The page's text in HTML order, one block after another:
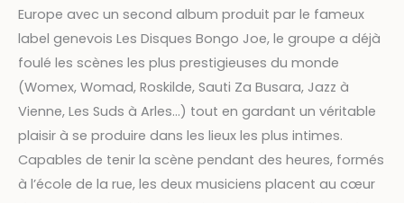
Europe avec un second album produit par le fameux
label genevois Les Disques Bongo Joe, le groupe a déjà
foulé les scènes les plus prestigieuses du monde
(Womex, Womad, Roskilde, Sauti Za Busara, Jazz à
Vienne, Les Suds à Arles…) tout en gardant un véritable
plaisir à se produire dans les lieux les plus intimes.
Capables de tenir la scène pendant des heures, formés
à l’école de la rue, les deux musiciens placent au cœur